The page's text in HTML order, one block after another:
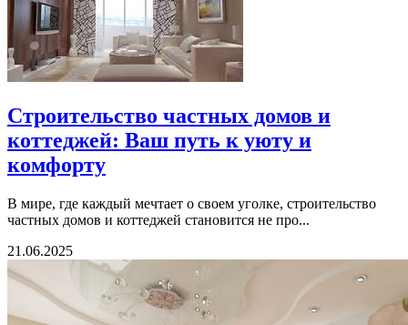
Строительство частных домов и
коттеджей: Ваш путь к уюту и
комфорту
В мире, где каждый мечтает о своем уголке, строительство
частных домов и коттеджей становится не про...
21.06.2025